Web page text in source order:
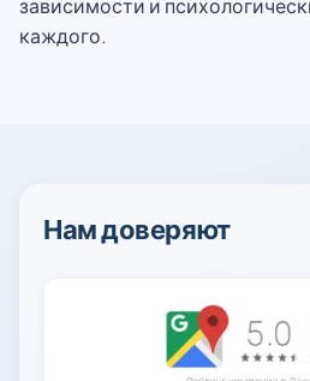
зависимости и
каждого.
Нам доверяют